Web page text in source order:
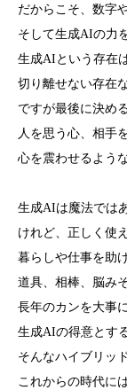
だからこそ、数字
そして生成AIの力
生成AIという存在
切り離せない存在
ですが最後に決め
人を思う心、相手
心を震わせるよう
生成AIは魔法では
けれど、正しく使
暮らしや仕事を助
道具、相棒、脳み
長年のカンを大事
生成AIの得意とす
そんなハイブリッ
これからの時代に